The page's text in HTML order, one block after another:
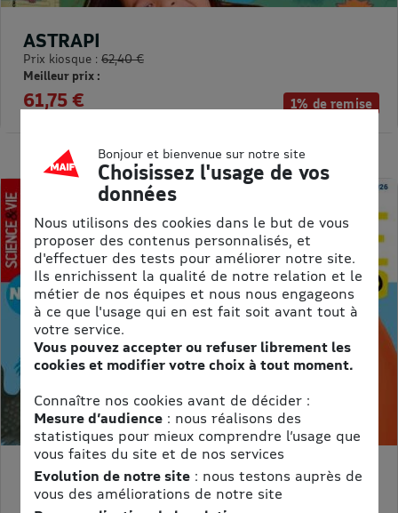
1% de remise
ASTRAPI
Prix kiosque : 62,40 €
Meilleur prix :
61,75 €
MON PETIT SCIENCE ET VIE AVEC NANO
Prix kiosque :71,40 €
Bonjour et bienvenue sur notre site
Choisissez l'usage de vos
données
Nous utilisons des cookies dans le but de vous
proposer des contenus personnalisés, et
d'effectuer des tests pour améliorer notre site.
Ils enrichissent la qualité de notre relation et le
métier de nos équipes et nous nous engageons
à ce que l'usage qui en est fait soit avant tout à
votre service.
Vous pouvez accepter ou refuser librement les
cookies et modifier votre choix à tout moment.
Connaître nos cookies avant de décider :
Mesure d’audience: nous réalisons des
statistiques pour mieux comprendre l’usage que
vous faites du site et de nos services
Evolution de notre site: nous testons auprès de
vous des améliorations de notre site